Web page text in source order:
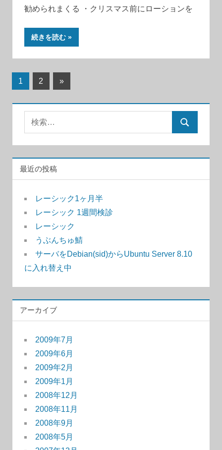
勧められまくる ・クリスマス前にローションを
続きを読む
投
稿
ペ
ー
ジ
送
り
1 2
次
»
索:
検
最近の投稿
レーシック1ヶ月半
レーシック 1週間検診
レーシック
うぶんちゅ鯖
サーバをDebian(sid)からUbuntu Server 8.10
に入れ替え中
アーカイブ
2009年7月
2009年6月
2009年2月
2009年1月
2008年12月
2008年11月
2008年9月
2008年5月